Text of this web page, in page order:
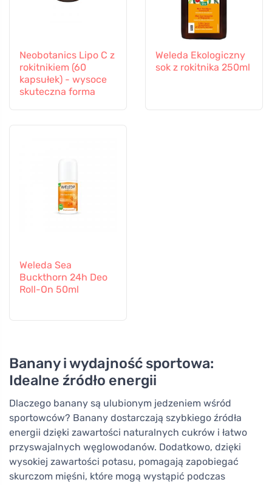
Neobotanics Lipo C z
rokitnikiem (60
kapsułek) - wysoce
skuteczna forma
Weleda Ekologiczny
sok z rokitnika 250ml
Weleda Sea
Buckthorn 24h Deo
Roll-On 50ml
Banany i wydajność sportowa:
Idealne źródło energii
Dlaczego banany są ulubionym jedzeniem wśród
sportowców? Banany dostarczają szybkiego źródła
energii dzięki zawartości naturalnych cukrów i łatwo
przyswajalnych węglowodanów. Dodatkowo, dzięki
wysokiej zawartości potasu, pomagają zapobiegać
skurczom mięśni, które mogą wystąpić podczas